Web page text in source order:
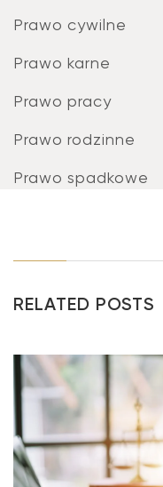
Prawo cywilne
Prawo karne
Prawo pracy
Prawo rodzinne
Prawo spadkowe
RELATED POSTS